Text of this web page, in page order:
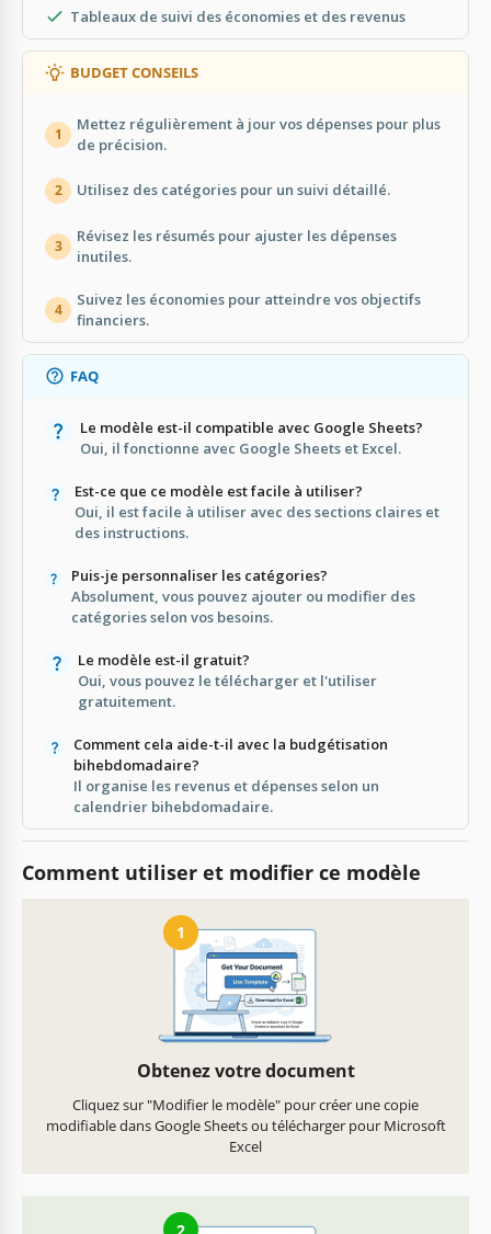
Tableaux de suivi des économies et des revenus
BUDGET CONSEILS
1
Mettez régulièrement à jour vos dépenses pour plus
de précision.
2 Utilisez des catégories pour un suivi détaillé.
3
Révisez les résumés pour ajuster les dépenses
inutiles.
4
Suivez les économies pour atteindre vos objectifs
financiers.
FAQ
Le modèle est-il compatible avec Google Sheets?
Oui, il fonctionne avec Google Sheets et Excel.
Est-ce que ce modèle est facile à utiliser?
Oui, il est facile à utiliser avec des sections claires et
des instructions.
Puis-je personnaliser les catégories?
Absolument, vous pouvez ajouter ou modifier des
catégories selon vos besoins.
Le modèle est-il gratuit?
Oui, vous pouvez le télécharger et l'utiliser
gratuitement.
Comment cela aide-t-il avec la budgétisation
bihebdomadaire?
Il organise les revenus et dépenses selon un
calendrier bihebdomadaire.
Comment utiliser et modifier ce modèle
1
Obtenez votre document
Cliquez sur "Modifier le modèle" pour créer une copie
modifiable dans Google Sheets ou télécharger pour Microsoft
Excel
2